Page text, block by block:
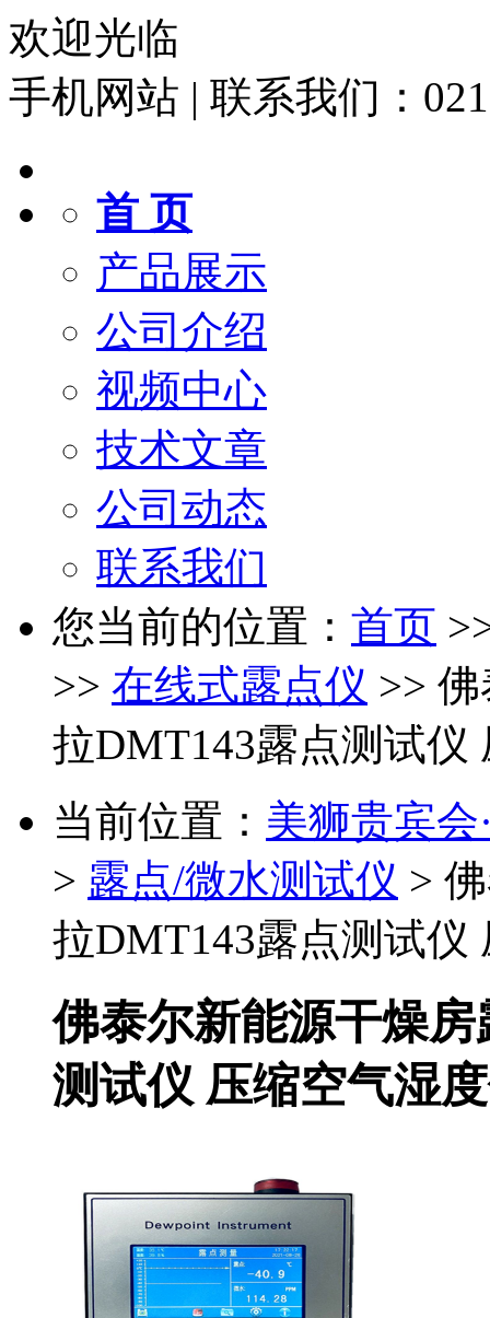
欢迎光临
手机网站 | 联系我们：
首 页
产品展示
公司介绍
视频中心
技术文章
公司动态
联系我们
您当前的位置： 首页
>> 在线式露点仪 >>
拉DMT143露点测试仪
当前位置： 美狮贵宾会·(
> 露点/微水测试仪 >
拉DMT143露点测试仪
佛泰尔新能源干燥
测试仪 压缩空气湿